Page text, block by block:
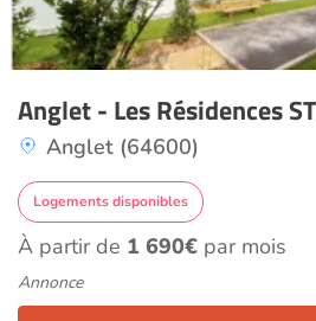
Anglet - Les Résidences
Anglet (64600)
Logements disponibles
À partir de 1 690€ par mois
Annonce